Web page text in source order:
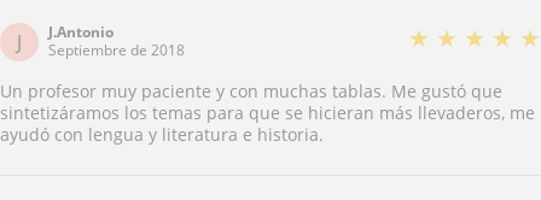
J
J.Antonio
Septiembre de 2018
★ ★ ★ ★ ★
Un profesor muy paciente y con muchas tablas. Me gustó que
sintetizáramos los temas para que se hicieran más llevaderos, me
ayudó con lengua y literatura e historia.